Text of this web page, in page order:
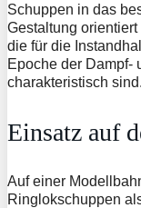
Schuppen in das
Gestaltung
die für die
Epoche der Dampf-
charakteristisch sind.
Einsatz auf
Auf einer
Ringlokschuppen